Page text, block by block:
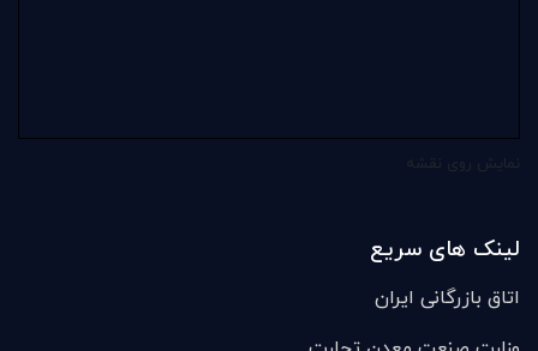
لینک های سریع
اتاق بازرگانی ایران